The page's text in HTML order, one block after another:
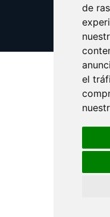
de
el
Update